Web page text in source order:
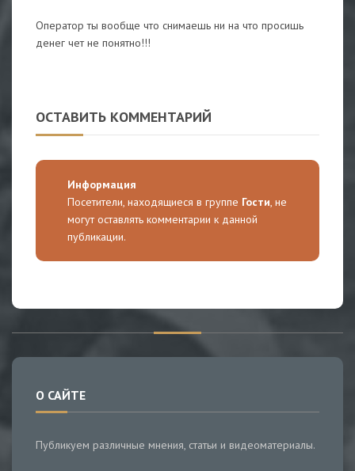
Оператор ты вообще что снимаешь ни на что просишь
денег чет не понятно!!!
ОСТАВИТЬ КОММЕНТАРИЙ
Информация
Посетители, находящиеся в группе Гости, не
могут оставлять комментарии к данной
публикации.
О САЙТЕ
Публикуем различные мнения, статьи и видеоматериалы.